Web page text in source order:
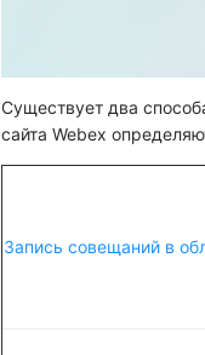
Существует два
сайта Webex
Запись совещаний в